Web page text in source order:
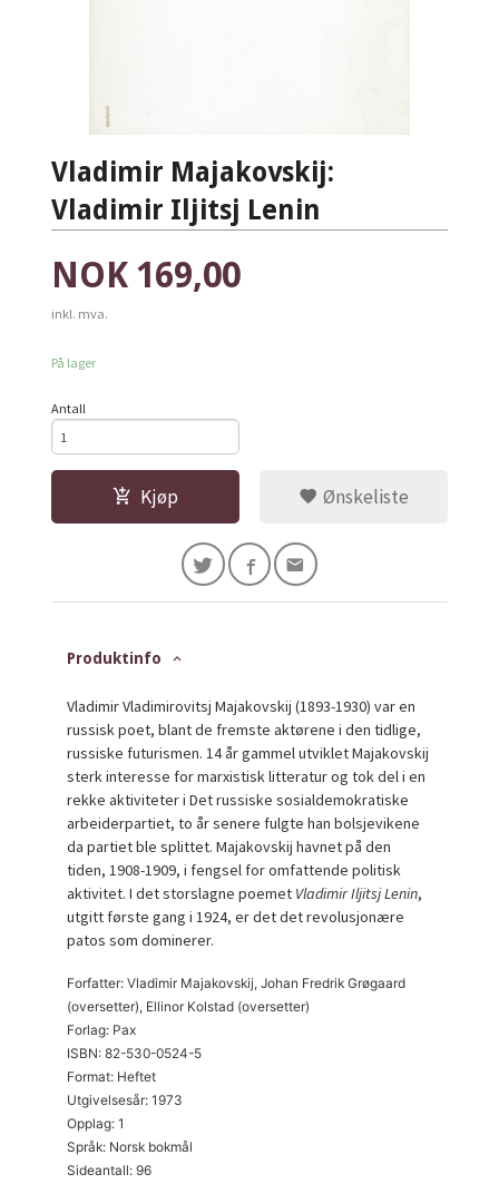
Vladimir Majakovskij:
Vladimir Iljitsj Lenin
Pris
NOK 169,00
inkl. mva.
På lager
Antall
Kjøp Ønskeliste
Produktinfo
Vladimir Vladimirovitsj Majakovskij (1893-1930) var en
russisk poet, blant de fremste aktørene i den tidlige,
russiske futurismen. 14 år gammel utviklet Majakovskij
sterk interesse for marxistisk litteratur og tok del i en
rekke aktiviteter i Det russiske sosialdemokratiske
arbeiderpartiet, to år senere fulgte han bolsjevikene
da partiet ble splittet. Majakovskij havnet på den
tiden, 1908-1909, i fengsel for omfattende politisk
aktivitet. I det storslagne poemet Vladimir Iljitsj Lenin,
utgitt første gang i 1924, er det det revolusjonære
patos som dominerer.
Forfatter: Vladimir Majakovskij, Johan Fredrik Grøgaard
(oversetter), Ellinor Kolstad (oversetter)
Forlag: Pax
ISBN: 82-530-0524-5
Format: Heftet
Utgivelsesår: 1973
Opplag: 1
Språk: Norsk bokmål
Sideantall: 96